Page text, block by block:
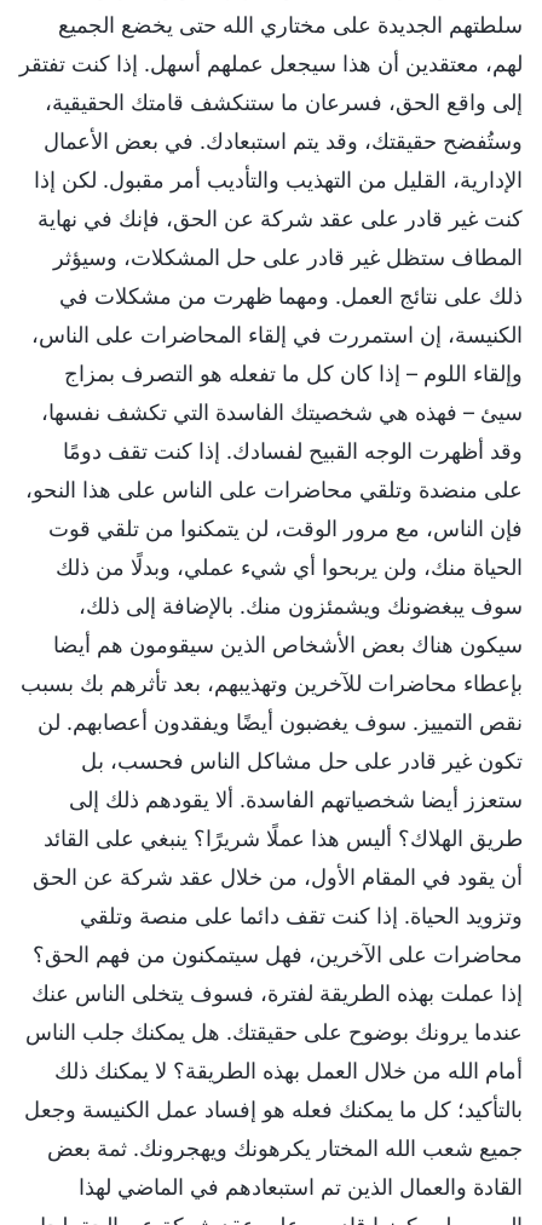
سلطتهم الجديدة على مختاري الله حتى يخضع الجميع
لهم، معتقدين أن هذا سيجعل عملهم أسهل. إذا كنت تفتقر
إلى واقع الحق، فسرعان ما ستنكشف قامتك الحقيقية،
وستُفضح حقيقتك، وقد يتم استبعادك. في بعض الأعمال
الإدارية، القليل من التهذيب والتأديب أمر مقبول. لكن إذا
كنت غير قادر على عقد شركة عن الحق، فإنك في نهاية
المطاف ستظل غير قادر على حل المشكلات، وسيؤثر
ذلك على نتائج العمل. ومهما ظهرت من مشكلات في
الكنيسة، إن استمررت في إلقاء المحاضرات على الناس،
وإلقاء اللوم – إذا كان كل ما تفعله هو التصرف بمزاج
سيئ – فهذه هي شخصيتك الفاسدة التي تكشف نفسها،
وقد أظهرت الوجه القبيح لفسادك. إذا كنت تقف دومًا
على منضدة وتلقي محاضرات على الناس على هذا النحو،
فإن الناس، مع مرور الوقت، لن يتمكنوا من تلقي قوت
الحياة منك، ولن يربحوا أي شيء عملي، وبدلًا من ذلك
سوف يبغضونك ويشمئزون منك. بالإضافة إلى ذلك،
سيكون هناك بعض الأشخاص الذين سيقومون هم أيضا
بإعطاء محاضرات للآخرين وتهذيبهم، بعد تأثرهم بك بسبب
نقص التمييز. سوف يغضبون أيضًا ويفقدون أعصابهم. لن
تكون غير قادر على حل مشاكل الناس فحسب، بل
ستعزز أيضا شخصياتهم الفاسدة. ألا يقودهم ذلك إلى
طريق الهلاك؟ أليس هذا عملًا شريرًا؟ ينبغي على القائد
أن يقود في المقام الأول، من خلال عقد شركة عن الحق
وتزويد الحياة. إذا كنت تقف دائما على منصة وتلقي
محاضرات على الآخرين، فهل سيتمكنون من فهم الحق؟
إذا عملت بهذه الطريقة لفترة، فسوف يتخلى الناس عنك
عندما يرونك بوضوح على حقيقتك. هل يمكنك جلب الناس
أمام الله من خلال العمل بهذه الطريقة؟ لا يمكنك ذلك
بالتأكيد؛ كل ما يمكنك فعله هو إفساد عمل الكنيسة وجعل
جميع شعب الله المختار يكرهونك ويهجرونك. ثمة بعض
القادة والعمال الذين تم استبعادهم في الماضي لهذا